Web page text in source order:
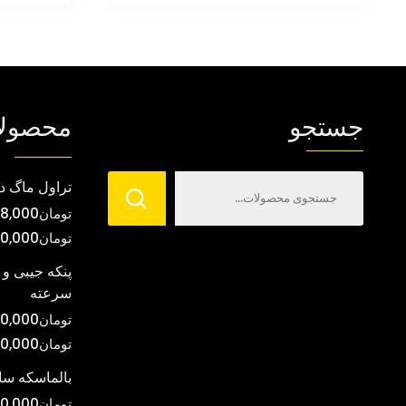
ها
است
جستجو
تراول ماگ
تومان
تومان
پنکه جیبی
سرعته
تومان
تومان
بالماسکه